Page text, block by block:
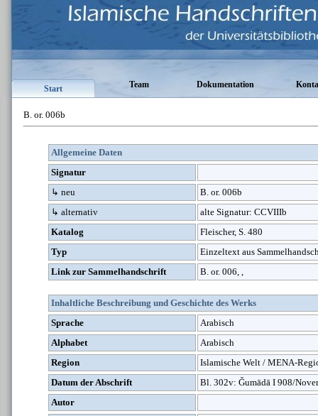
Start Team Dokumentation
B. or. 006b
Allgemeine Daten
Signatur
↳ neu
B. or. 006b
↳ alternativ
alte Signatur: CCVIIIb
Katalog
Fleischer, S. 480
Typ
Einzeltext aus
Link zur Sammelhandschrift
B. or. 006, ,
Inhaltliche Beschreibung und Geschichte des Werks
Sprache
Arabisch
Alphabet
Arabisch
Region
Islamische Welt / MENA-
Datum der Abschrift
Bl. 302v: Ǧumādā I 908/
Autor